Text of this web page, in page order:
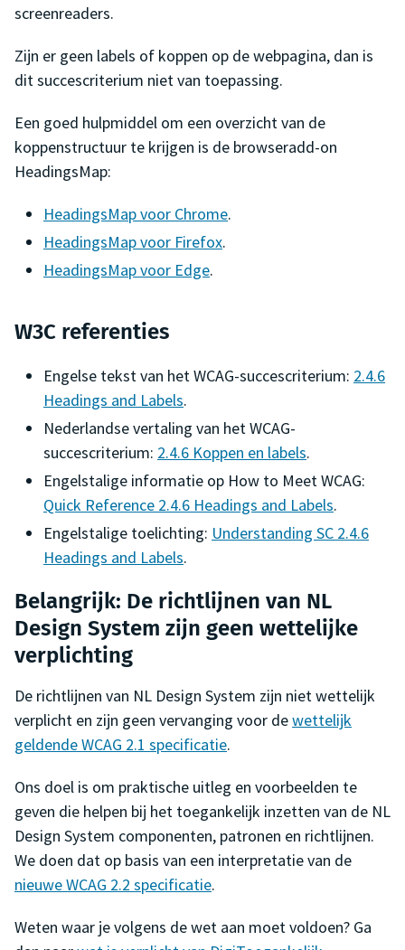
screenreaders.
Zijn er geen labels of koppen op de webpagina, dan is
dit succescriterium niet van toepassing.
Een goed hulpmiddel om een overzicht van de
koppenstructuur te krijgen is de browseradd-on
HeadingsMap:
HeadingsMap voor Chrome.
HeadingsMap voor Firefox.
HeadingsMap voor Edge.
W3C referenties
Engelse tekst van het WCAG-succescriterium: 2.4.6
Headings and Labels.
Nederlandse vertaling van het WCAG-
succescriterium: 2.4.6 Koppen en labels.
Engelstalige informatie op How to Meet WCAG:
Quick Reference 2.4.6 Headings and Labels.
Engelstalige toelichting: Understanding SC 2.4.6
Headings and Labels.
Belangrijk: De richtlijnen van NL
Design System zijn geen wettelijke
verplichting
De richtlijnen van NL Design System zijn niet wettelijk
verplicht en zijn geen vervanging voor dewettelijk
geldende WCAG 2.1 specificatie.
Ons doel is om praktische uitleg en voorbeelden te
geven die helpen bij het toegankelijk inzetten van de NL
Design System componenten, patronen en richtlijnen.
We doen dat op basis van een interpretatie van de
nieuwe WCAG 2.2 specificatie.
Weten waar je volgens de wet aan moet voldoen? Ga